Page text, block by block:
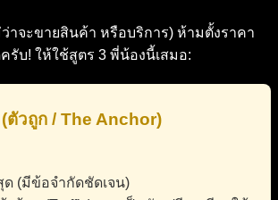
าจะขายสินค้า หรือบริการ) ห้ามตั้งราคา
รับ! ให้ใช้สูตร 3 พี่น้องนี้เสมอ:
ตัวถูก / The Anchor)
(มีข้อจำกัดชัดเจน)